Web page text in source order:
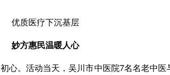
优质医疗下沉基层
妙方惠民温暖人心
心。活动当天，吴川市中医院7名名老中